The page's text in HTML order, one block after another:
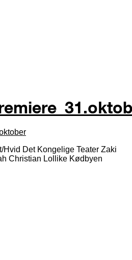
Hvid Det Kongelige Teater Zaki
Christian Lollike Kødbyen